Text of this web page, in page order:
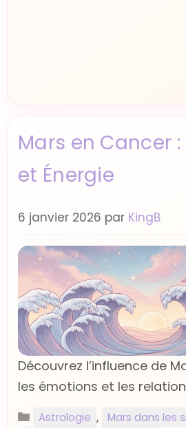
Mars en Cancer
et Énergie
6 janvier 2026 par KingB
Découvrez l’influence de
les émotions et les
Catégories
Astrologie , Mars dans les